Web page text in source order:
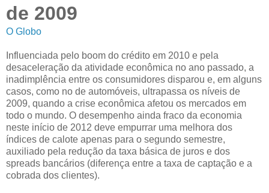
de 2009
O Globo
Influenciada pelo boom do crédito em 2010 e pela
desaceleração da atividade econômica no ano passado, a
inadimplência entre os consumidores disparou e, em alguns
casos, como no de automóveis, ultrapassa os níveis de
2009, quando a crise econômica afetou os mercados em
todo o mundo. O desempenho ainda fraco da economia
neste início de 2012 deve empurrar uma melhora dos
índices de calote apenas para o segundo semestre,
auxiliado pela redução da taxa básica de juros e dos
spreads bancários (diferença entre a taxa de captação e a
cobrada dos clientes).